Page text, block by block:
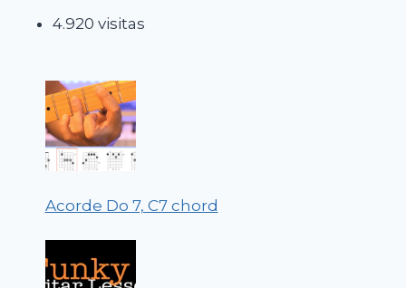
4.920 visitas
Acorde Do 7, C7 chord